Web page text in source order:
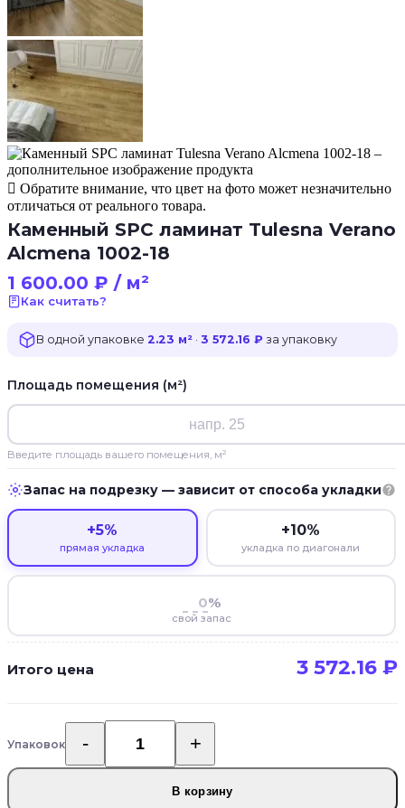
Обратите внимание, что цвет на фото может незначительно
отличаться от реального товара.
Каменный SPC ламинат Tulesna Verano
Alcmena 1002-18
1 600.00 ₽ / м²
Как считать?
В одной упаковке 2.23 м² · 3 572.16 ₽ за упаковку
Площадь помещения (м²)
Введите площадь вашего помещения, м²
Запас на подрезку — зависит от способа укладки
+5%
прямая укладка
+10%
укладка по диагонали
%
свой запас
Итого цена 3 572.16 ₽
УпаковокКоличество
товара
В корзину